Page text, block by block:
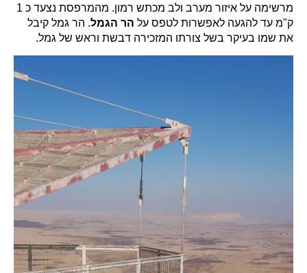
מרשימה על איזור מערב ולב מכתש רמון. מהמרפסת נצעד כ 1
ק"מ עד להגעה לאפשרות לטפס על הר הגמל. הר גמל קיבל
את שמו בעיקר בשל צורתו המזכירה דבשת וראש של גמל.